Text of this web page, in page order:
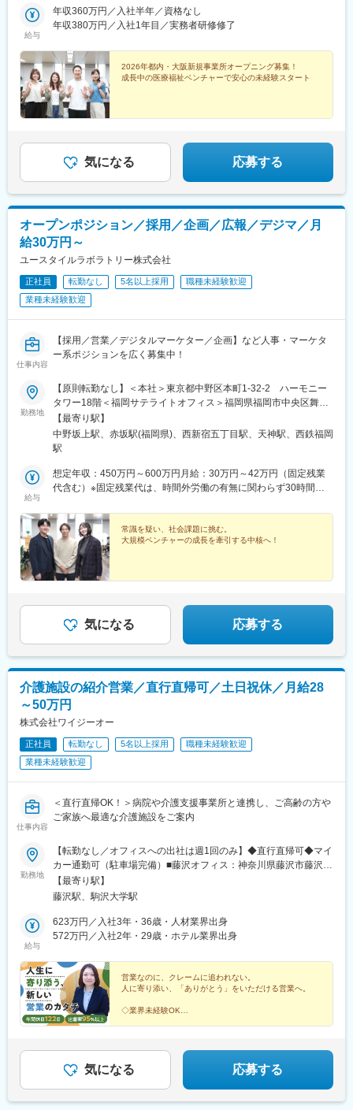
イルケア 新宿東京都新宿区高田馬場1-31-8各線「高田馬場駅」徒
歩2分■ユースタイルケア 新中野東京都中野区中央4-24-13東京メ
都新宿区西落合2-11-5都営地下鉄大江戸線「落合南長崎駅」徒歩8
分■ユースタイルケア 神宮東京都渋谷区初台2-5-21京王線「初台
駅」徒歩5分■ユースタイルケア 四ッ谷東京都新宿区荒木町16-26
都営新宿線「曙橋駅」徒歩3分■ユースタイルケア 桜台東京都練馬
区豊玉上 2-20-4西武池袋線「桜台駅」より徒歩3分※受動喫煙対策
園駅、四ツ谷駅
給与
年収360万円／入社半年／資格なし
年収380万円／入社1年目／実務者研修修了
2026年都内・大阪新規事業所オープニング募集！
成長中の医療福祉ベンチャーで安心の未経験スタート
気になる 応募する
オープンポジション／採用／企画／広報／デジマ／月
給30万円～
ユースタイルラボラトリー株式会社
正社員 転勤なし 5名以上採用
職種未経験歓迎
業種未経験歓迎
仕事内容
【採用／営業／デジタルマーケター／企画】など人事・マーケタ
ー系ポジションを広く募集中！
勤務地
【原則転勤なし】＜本社＞東京都中野区本町1-32-2 ハーモニー
タワー18階＜福岡サテライトオフィス＞福岡県福岡市中央区舞鶴
2-1-4 天神尾嶋ビル402号室※リモートと出社を組み合わせたハ
イブリッドワーク可能※配属ポジション・将来的なキャリアに応じ
て、全国の拠点へ異動の場合あり（希望考慮・強制なし）※受動喫
【最寄り駅】
中野坂上駅、赤坂駅(福岡県)、西新宿五丁目駅、天神駅、西鉄福岡
駅
給与
想定年収：450万円～600万円月給：30万円～42万円（固定残業
代含む）※固定残業代は、時間外労働の有無に関わらず30時間分
追加で支給給与はご経験、スキル、資格などに基づき、選考を通
じて決定します。常識を疑い、社会課題に挑む。
大規模ベンチャーの成長を牽引する中核へ！
気になる 応募する
介護施設の紹介営業／直行直帰可／土日祝休／月給28
～50万円
株式会社ワイジーオー
正社員 転勤なし 5名以上採用
職種未経験歓迎
業種未経験歓迎
仕事内容
＜直行直帰OK！＞病院や介護支援事業所と連携し、ご高齢の方や
ご家族へ最適な介護施設をご案内
勤務地
【転勤なし／オフィスへの出社は週1回のみ】◆直行直帰可◆マイ
カー通勤可（駐車場完備）■藤沢オフィス：神奈川県藤沢市藤沢
484-1 藤沢アンバービル4階■東京オフィス：東京都世田谷区駒
沢2丁目12-3 大幸ビル7F＜担当エリア候補＞■東京都内世田谷
市・八王子市■神奈川県内横浜市（西区・中区・南区・港南区・磯
子区・金沢区）・横須賀市・逗子市・葉山町相模原市・厚木市・
光市・志木市・富士見市・ふじみ野市・戸田市・三芳町※その他
東京都・神奈川県・埼玉県 各エリアもご相談ください。※受動喫
煙対策あり
【最寄り駅】
藤沢駅、駒沢大学駅
給与
623万円／入社3年・36歳・人材業界出身
572万円／入社2年・29歳・ホテル業界出身
営業なのに、クレームに追われない。
人に寄り添い、「ありがとう」をいただける営業へ。
◇業界未経験OK
◇直行直帰可／週1回出社
◆月給28万円以上
気になる 応募する